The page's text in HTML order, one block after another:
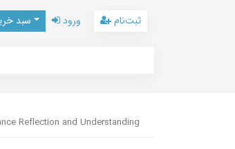
سبد ورود ثبت‌نام
Reflection and Understanding